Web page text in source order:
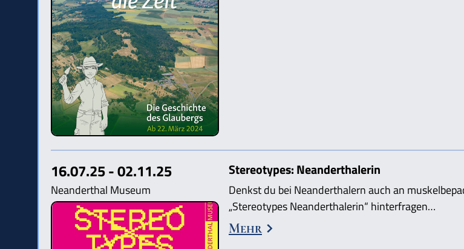
16.07.25 - 02.11.25
Neanderthal Museum
Stereotypes: Neanderthalerin
Denkst du bei Neanderthalern auch an
„Stereotypes Neanderthalerin“ hinterfragen…
Mehr